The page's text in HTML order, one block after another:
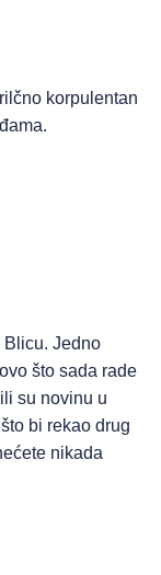
korpulentan
Blicu. Jedno
što sada rade
su novinu u
bi rekao drug
nikada